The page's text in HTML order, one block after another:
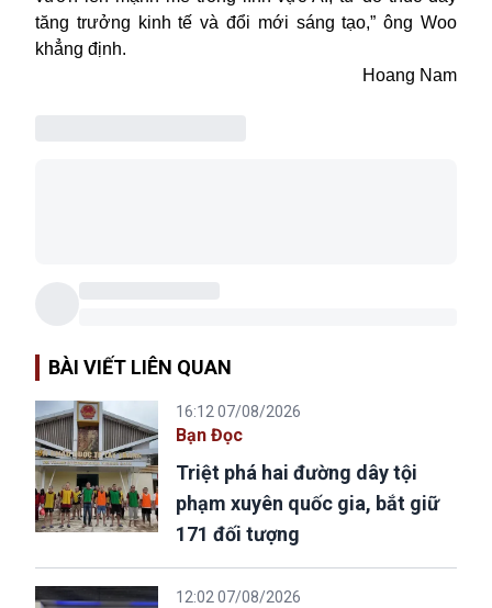
tăng trưởng kinh tế và đổi mới sáng tạo,” ông Woo
khẳng định.
Hoang Nam
BÀI VIẾT LIÊN QUAN
16:12 07/08/2026
Bạn Đọc
Triệt phá hai đường dây tội
phạm xuyên quốc gia, bắt giữ
171 đối tượng
12:02 07/08/2026